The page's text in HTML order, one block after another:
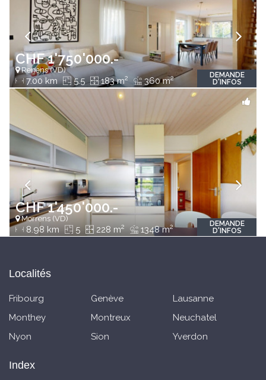
CHF 1'750'000.-
Renens (VD)
7.00 km 5.5 183 m2 360 m2
DEMANDE
D'INFOS
CHF 1'450'000.-
Morrens (VD)
8.98 km 5 228 m2 1348 m2
DEMANDE
D'INFOS
Localités
Fribourg Genève
Lausanne
Monthey
Montreux
Neuchatel
Nyon
Sion Yverdon
Index